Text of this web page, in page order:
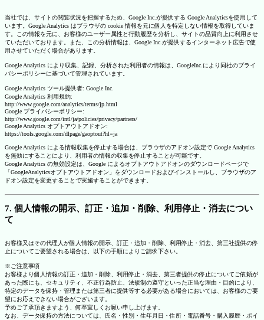
当社では、サイトの閲覧状況を把握するため、Google Inc.が提供する Google Analyticsを使用して
います。Google Analytics はブラウザの cookie 情報を元に個人を特定しない情報を取得していま
す。この情報を元に、お客様のユーザー属性と行動履歴を分析し、サイトの品質向上に利用させ
ていただいております。また、この分析情報は、Google Inc.が提供するインターネット広告で使
用させていただく場合があります。
Google Analytics により収集、記録、分析された利用者の情報は、GoogleInc.により同社のプライ
バシーポリシーに基づいて管理されています。
Google Analytics ツール提供者: Google Inc.
Google Analytics 利用規約:
http://www.google.com/analytics/terms/jp.html
Google プライバシーポリシー:
http://www.google.com/intl/ja/policies/privacy/partners/
Google Analytics オプトアウトアドオン:
https://tools.google.com/dlpage/gaoptout?hl=ja
Google Analytics による情報収集を停止する場合は、ブラウザのアドオン設定で Google Analytics
を無効にすることにより、利用者の情報の収集を停止することが可能です。
Google Analytics の無効設定は、Google によるオプトアウトアドオンのダウンロードページで
「GoogleAnalyticsオプトアウトアドオン」をダウンロードおよびインストールし、ブラウザのア
ドオン設定を変更することで実施することができます。
7. 個人情報の開示、訂正・追加・削除、利用停止・消去につい
て
お客様又はその代理人が個人情報の開示、訂正・追加・削除、利用停止・消去、第三社提供の停
止についてご要望される場合は、以下の手順によりご請求下さい。
※ご注意事項
お客様より個人情報の訂正・追加・削除、利用停止・消去、第三者提供の停止についてご依頼が
あった際にも、セキュリティ、不正行為防止、法規制の遵守といった正当な理由・目的により、
特定のデータを保持・管理または第三者に提供等する必要がある場合においては、お客様のご要
望にお応えできない場合がございます。
予めご了承頂きますよう、何卒宜しくお願い申し上げます。
なお、データ保持の方法については、氏名・性別・生年月日・住所・電話番号・購入履歴・ポイ